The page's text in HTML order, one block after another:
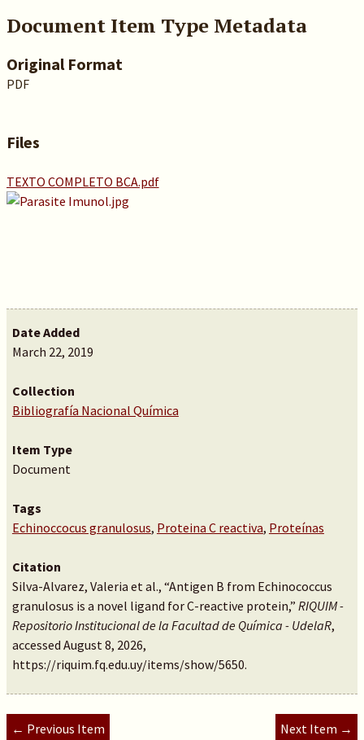
Document Item Type Metadata
Original Format
PDF
Files
TEXTO COMPLETO BCA.pdf
Date Added
March 22, 2019
Collection
Bibliografía Nacional Química
Item Type
Document
Tags
Echinoccocus granulosus, Proteina C reactiva, Proteínas
Citation
Silva-Alvarez, Valeria et al., “Antigen B from Echinococcus
granulosus is a novel ligand for C-reactive protein,” RIQUIM -
Repositorio Institucional de la Facultad de Química - UdelaR,
accessed August 8, 2026,
https://riquim.fq.edu.uy/items/show/5650.
← Previous Item Next Item →